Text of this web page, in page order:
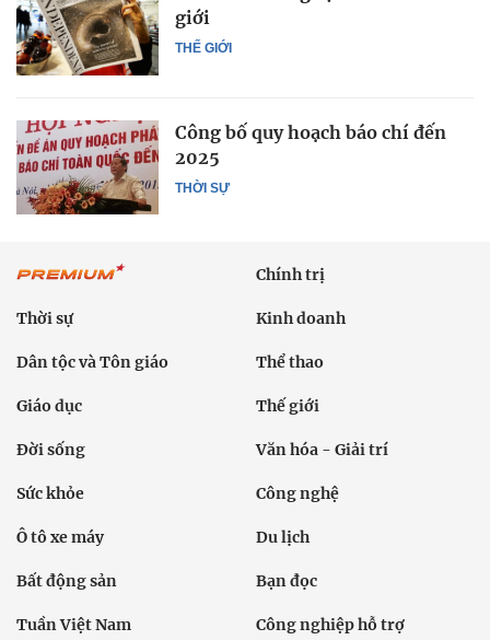
THẾ GIỚI
giới
THỜI SỰ
Công bố quy hoạch báo chí đến
2025
Chính trị
Thời sự Kinh doanh
Dân tộc và Tôn giáo Thể thao
Giáo dục Thế giới
Đời sống Văn hóa - Giải trí
Sức khỏe Công nghệ
Ô tô xe máy Du lịch
Bất động sản Bạn đọc
Tuần Việt Nam Công nghiệp hỗ trợ